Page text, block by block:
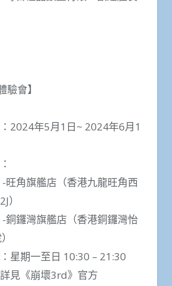
驗會】
2024年5月1日~ 2024年6月1
旺角旗艦店（香港九龍旺角西
）
銅鑼灣旗艦店（香港銅鑼灣怡
星期一至日 10:30 – 21:30
見《崩壞3rd》官方